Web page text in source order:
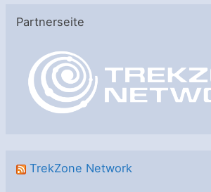
g
Partnerseite
TrekZone Network